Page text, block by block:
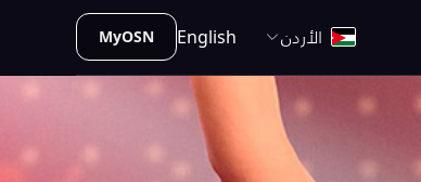
الأردن English
MyOSN